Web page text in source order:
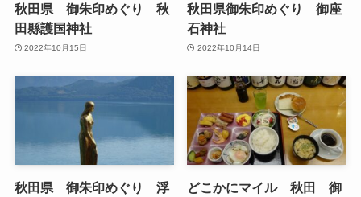
秋田県 御朱印めぐり 秋
田縣護国神社
2022年10月15日
秋田県御朱印めぐり 御座
石神社
2022年10月14日
秋田県 御朱印めぐり 浮
どこかにマイル 秋田 御